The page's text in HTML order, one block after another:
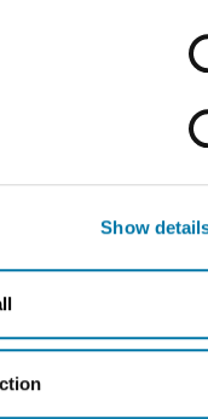
click on "Deny", the
Show
dreifarbige